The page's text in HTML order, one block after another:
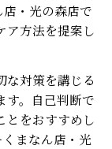
・光の森店で
ア方法を提案し
な対策を講じる
す。自己判断で
とをおすすめし
まなん店・光